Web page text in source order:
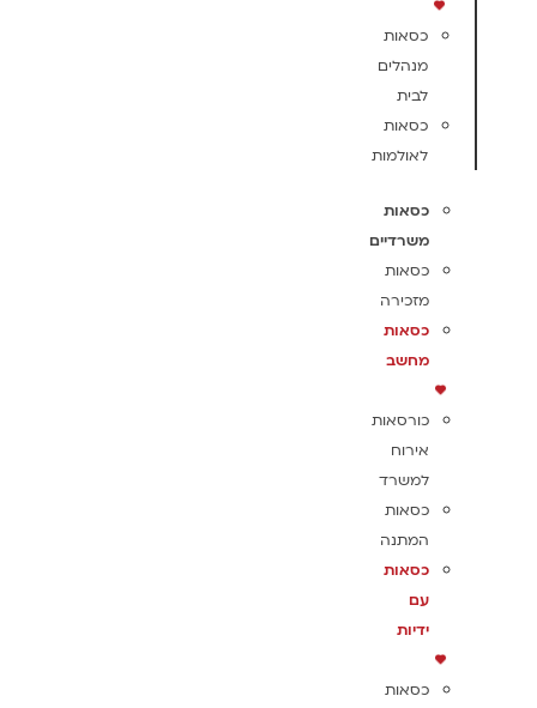
כסאות
מנהלים
לבית
כסאות
לאולמות
כסאות
משרדיים
כסאות
מזכירה
כסאות
מחשב
כורסאות
אירוח
למשרד
כסאות
המתנה
כסאות
עם
ידיות
כסאות